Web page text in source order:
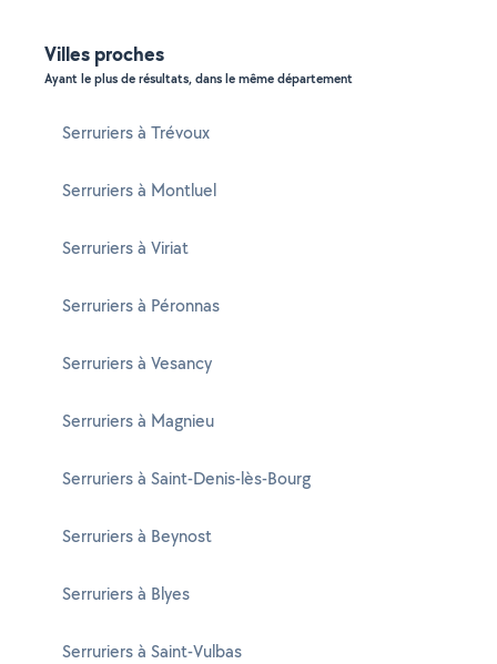
Villes proches
Ayant le plus de résultats, dans le même département
Serruriers à Trévoux
Serruriers à Montluel
Serruriers à Viriat
Serruriers à Péronnas
Serruriers à Vesancy
Serruriers à Magnieu
Serruriers à Saint-Denis-lès-Bourg
Serruriers à Beynost
Serruriers à Blyes
Serruriers à Saint-Vulbas